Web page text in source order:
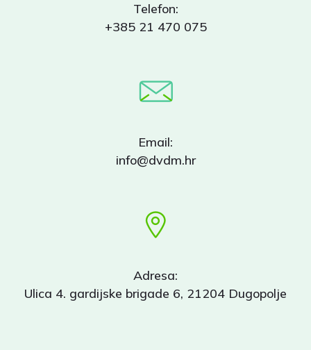
Telefon:
+385 21 470 075
Email:
info@dvdm.hr
Adresa:
Ulica 4. gardijske brigade 6, 21204 Dugopolje